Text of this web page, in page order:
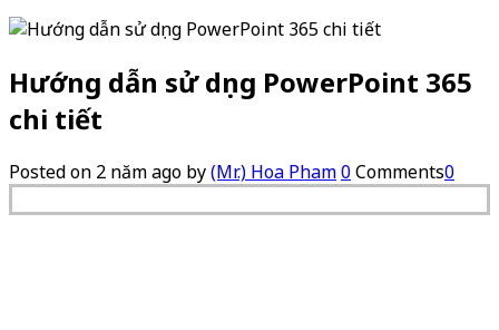
Hướng dẫn sử dụng PowerPoint 365
chi tiết
Posted on 2 năm ago by(Mr.) Hoa Pham0Comments0